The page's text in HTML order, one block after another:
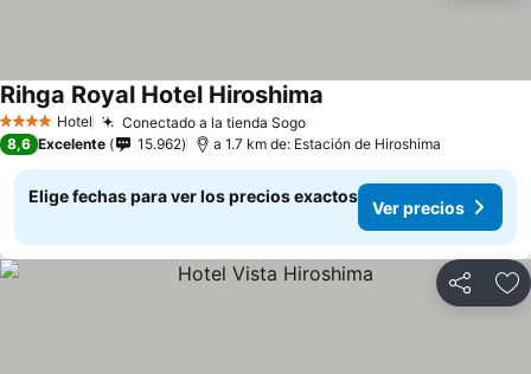
4 EstrellasHotel Conectado a la tienda SogoVer precios
Rihga Royal Hotel Hiroshima
8,6 Excelente 15.962 a 1.7 km de: Estación de Hiroshima
Elige fechas para ver los precios exactos
Ver precios
Compartir